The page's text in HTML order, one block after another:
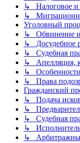
↳ Налоговое и
↳
Уголовный
↳ Обвинение и
↳ Досудебное
↳ Судебная
↳ Апелляция,
↳ Особенности
↳ Права
Гражданский
↳ Подача
↳
↳ Судебная
↳
↳